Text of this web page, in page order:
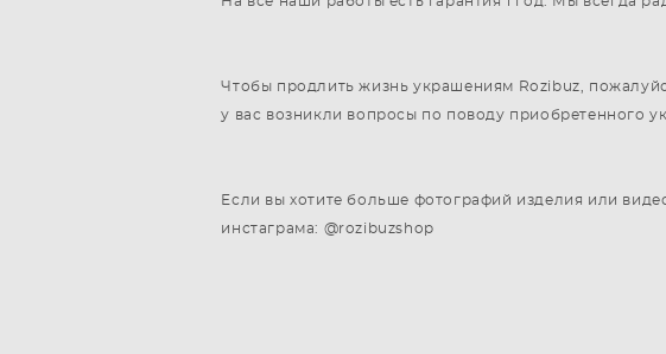
Чтобы продлить жизнь украшениям Rozibuz,
у вас возникли вопросы по поводу приобретенного
Если вы хотите больше фотографий изделия или
инстаграма: @rozibuzshop